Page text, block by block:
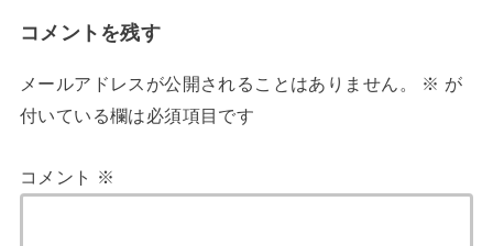
コメントを残す
メールアドレスが公開されることはありません。 ※ が
付いている欄は必須項目です
コメント ※